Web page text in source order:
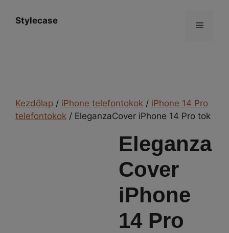
Stylecase Menü
Kezdőlap / iPhone telefontokok / iPhone 14 Pro
telefontokok / EleganzaCover iPhone 14 Pro tok
Eleganza
Cover
iPhone
14 Pro